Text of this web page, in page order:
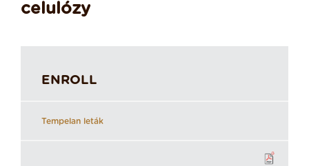
celulózy
ENROLL
Tempelan leták